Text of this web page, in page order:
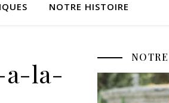
NOTRE HISTOIRE
a-la-